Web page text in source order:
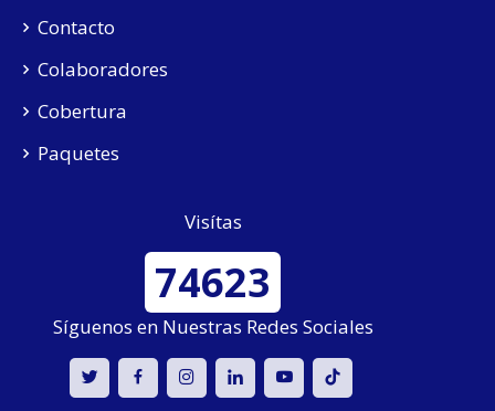
Contacto
Colaboradores
Cobertura
Paquetes
Visítas
74623
Síguenos en Nuestras Redes Sociales